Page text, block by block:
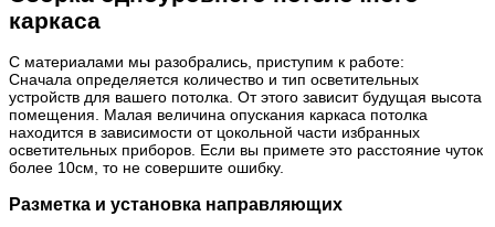
каркаса
С материалами мы разобрались, приступим к работе:
Сначала определяется количество и тип осветительных
устройств для вашего потолка. От этого зависит будущая высота
помещения. Малая величина опускания каркаса потолка
находится в зависимости от цокольной части избранных
осветительных приборов. Если вы примете это расстояние чуток
более 10см, то не совершите ошибку.
Разметка и установка направляющих